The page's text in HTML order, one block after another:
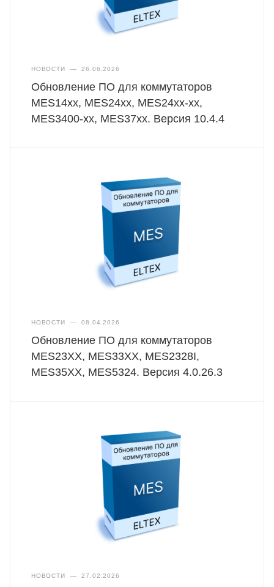
НОВОСТИ — 26.06.2026
Обновление ПО для коммутаторов
MES14xx, MES24xx, MES24xx-xx,
MES3400-xx, MES37хх. Версия 10.4.4
НОВОСТИ — 08.04.2026
Обновление ПО для коммутаторов
MES23XX, MES33XX, MES2328I,
MES35XX, MES5324. Версия 4.0.26.3
НОВОСТИ — 27.02.2026